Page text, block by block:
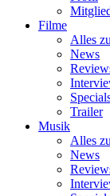
Filme
Alles
News
Trailer
Musik
Alles
News